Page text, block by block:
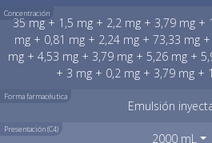
Concentración
35 mg + 1,5 mg + 2,2 mg + 3,79 mg +
mg + 0,81 mg + 2,24 mg + 73,33 mg
mg + 4,53 mg + 3,79 mg + 5,26 mg +
+ 3 mg + 0,2 mg + 3,79 mg +
Forma farmacéutica
Emulsión
Presentación (C4)
2000 mL